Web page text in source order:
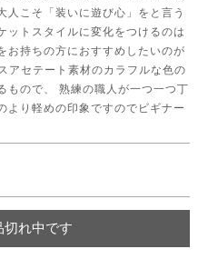
人こそ「装いに遊び心」をと言う
ットスタイルに変化をつけるのは
持ちの方におすすめしたいのが
アセテート素材のカラフルな色の
もので、 熟練の職人が一つ一つ丁
より軽めの印象ですのでビギナー
切れ中です